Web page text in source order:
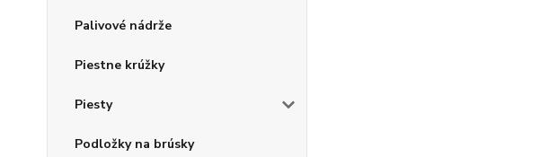
Palivové nádrže
Piestne krúžky
Piesty
Podložky na brúsky